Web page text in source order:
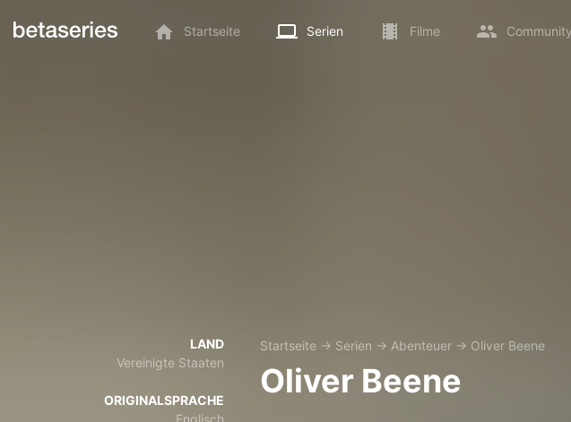
Startseite Serien Filme Community
LAND
Vereinigte Staaten
ORIGINALSPRACHE
Englisch
Startseite → Serien → Abenteuer → Oliver Beene
Oliver Beene